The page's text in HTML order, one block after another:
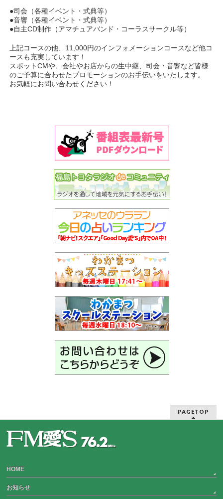
●司会（各種イベント・式典等）
●音響（各種イベント・式典等）
●自主CD制作（アマチュアバンド・コーラスサークル等）
上記コースの他、11,000円のインフォメーションコースなど他コ
ースも充実しています！
スポットCMや、会社やお店からの生中継、司会・音響など皆様
のご予算に合わせたプロモーションのお手伝いをいたします。
お気軽にお問い合わせください！
PAGETOP
HOME
お知らせ